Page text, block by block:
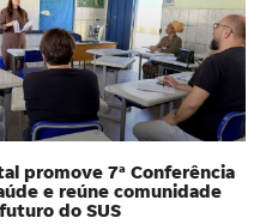
promove 7ª Conferência
e reúne comunidade
do SUS